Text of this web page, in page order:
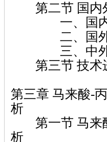
第二节 国内
一、国内
二、国外
三、中外生
第三节 技术
第三章 马来酸-
析
第一节 马来
析